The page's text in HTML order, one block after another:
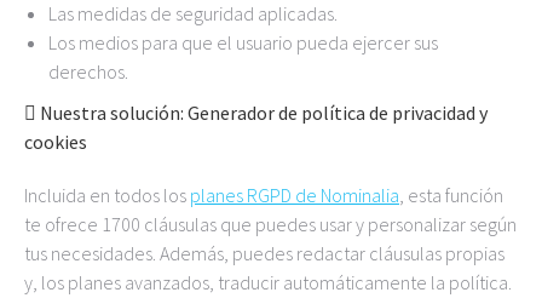
Las medidas de seguridad aplicadas.
Los medios para que el usuario pueda ejercer sus
derechos.
 Nuestra solución: Generador de política de privacidad y
cookies
Incluida en todos los planes RGPD de Nominalia, esta función
te ofrece 1700 cláusulas que puedes usar y personalizar según
tus necesidades. Además, puedes redactar cláusulas propias
y, los planes avanzados, traducir automáticamente la política.